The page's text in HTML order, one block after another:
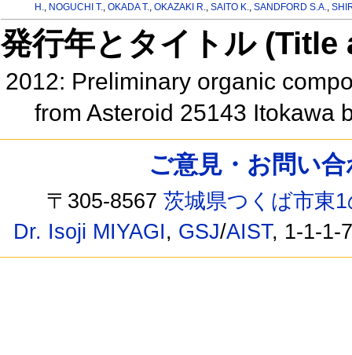
H., NOGUCHI T., OKADA T., OKAZAKI R., SAITO K., SANDFORD S.A.,
発行年とタイトル
2012: Preliminary organic
from Asteroid 25143 Itokawa
ご意見・お問い
〒305-8567茨城県つくば市東
Dr. Isoji MIYAGI, GSJ/AIST, 1-1-1-